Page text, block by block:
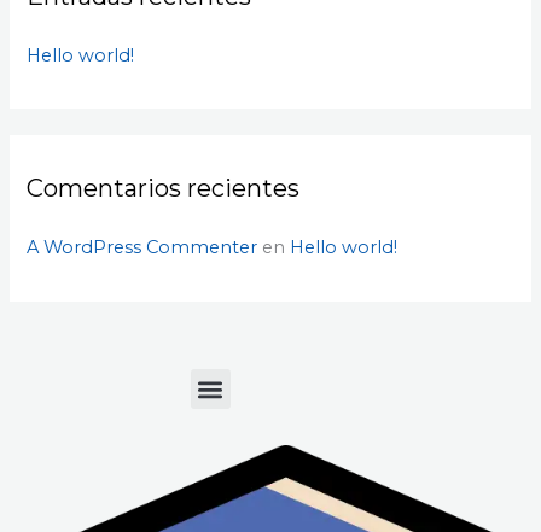
p
Hello world!
Comentarios recientes
A WordPress Commenter en Hello world!
Menu